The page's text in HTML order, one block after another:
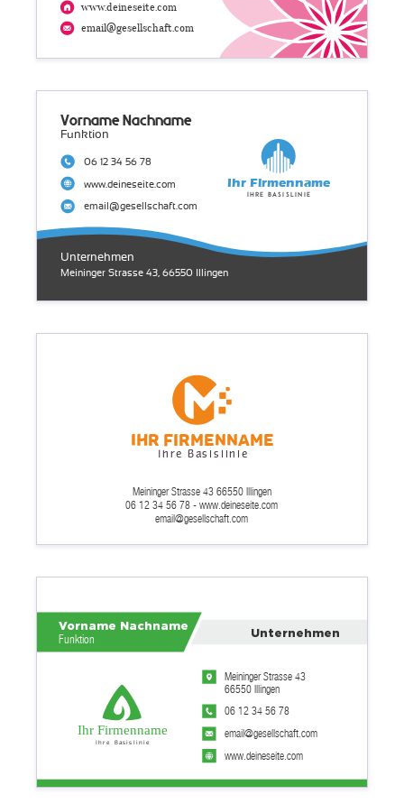
email@gesellschaft.com
www.deineseite.com
Meininger Strasse 43, 66550 Illingen
Unternehmen
www.deineseite.com
email@gesellschaft.com
06 12 34 56 78
Funktion
Ihr Firmenname
Ihre Basislinie
Vorname Nachname
Ihr Firmenname
Ihre Basislinie
email@gesellschaft.com
06 12 34 56 78 - www.deineseite.com
Meininger Strasse 43 66550 Illingen
www.deineseite.com
06 12 34 56 78
email@gesellschaft.com
Meininger Strasse 43
66550 Illingen
Unternehmen
Vorname Nachname
Funktion
Ihr Firmenname
Ihre Basislinie